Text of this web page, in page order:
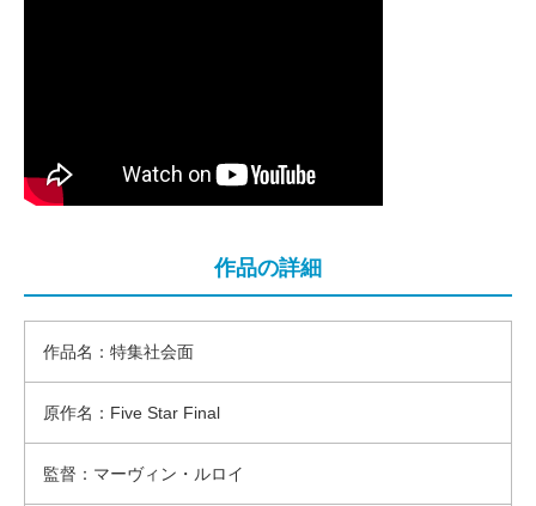
作品の詳細
作品名：特集社会面
原作名：Five Star Final
監督：マーヴィン・ルロイ